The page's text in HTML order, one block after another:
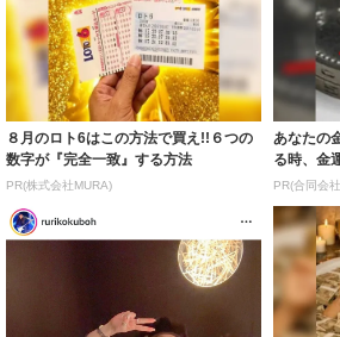
８月のロト6はこの方法で買え!!６つの
数字が『完全一致』する方法
PR(株式会社MURA)
あなたの
る時、金
PR(合同会